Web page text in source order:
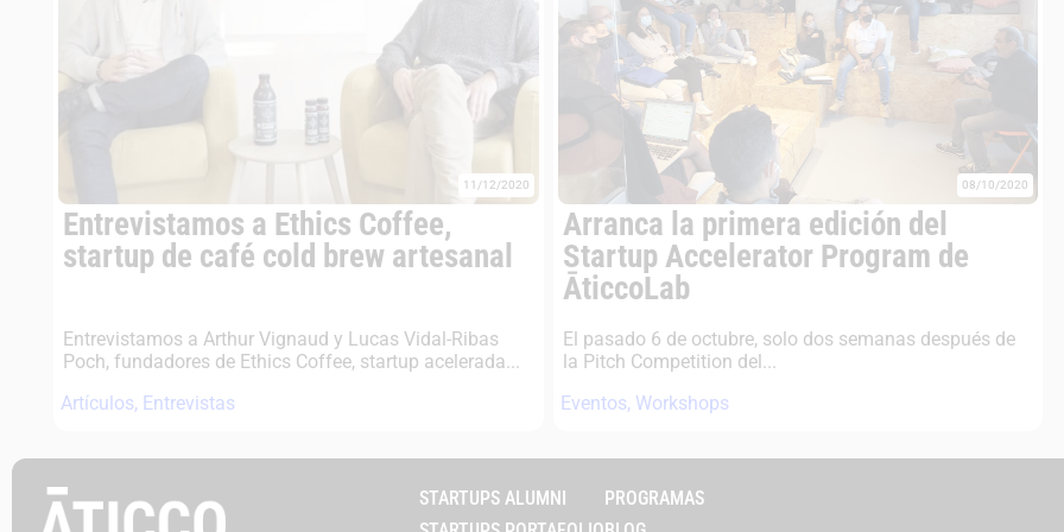
11/12/2020
Entrevistamos a Ethics Coffee,
startup de café cold brew artesanal
Entrevistamos a Arthur Vignaud y Lucas Vidal-Ribas
Poch, fundadores de Ethics Coffee, startup acelerada...
Artículos, Entrevistas
08/10/2020
Arranca la primera edición del
Startup Accelerator Program de
ĀticcoLab
El pasado 6 de octubre, solo dos semanas después de
la Pitch Competition del...
Eventos, Workshops
STARTUPS ALUMNI
PROGRAMAS